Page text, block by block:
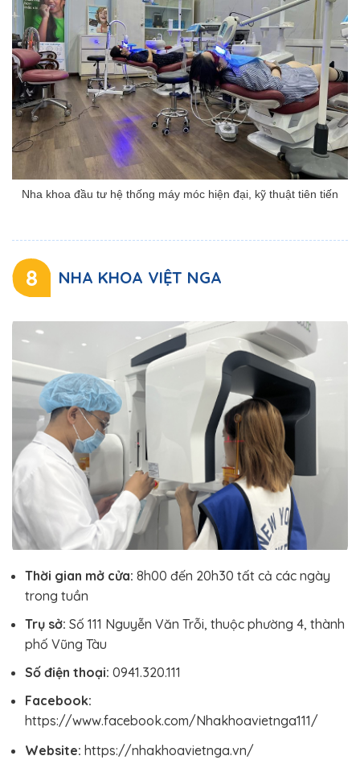
Nha khoa đầu tư hệ thống máy móc hiện đại, kỹ thuật tiên tiến
8 NHA KHOA VIỆT NGA
Thời gian mở cửa: 8h00 đến 20h30 tất cả các ngày
trong tuần
Trụ sở: Số 111 Nguyễn Văn Trỗi, thuộc phường 4, thành
phố Vũng Tàu
Số điện thoại: 0941.320.111
Facebook:
https://www.facebook.com/Nhakhoavietnga111/
Website: https://nhakhoavietnga.vn/